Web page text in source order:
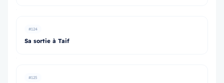
#124
Sa sortie à Taif
#125